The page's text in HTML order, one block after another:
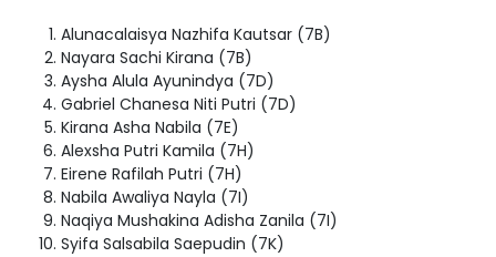
Alunacalaisya Nazhifa Kautsar (7B)
Nayara Sachi Kirana (7B)
Aysha Alula Ayunindya (7D)
Gabriel Chanesa Niti Putri (7D)
Kirana Asha Nabila (7E)
Alexsha Putri Kamila (7H)
Eirene Rafilah Putri (7H)
Nabila Awaliya Nayla (7I)
Naqiya Mushakina Adisha Zanila (7I)
Syifa Salsabila Saepudin (7K)